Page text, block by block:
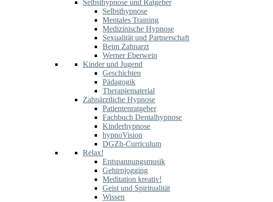
Selbsthypnose und Ratgeber
Selbsthypnose
Mentales Training
Medizinische Hypnose
Sexualität und Partnerschaft
Beim Zahnarzt
Werner Eberwein
Kinder und Jugend
Geschichten
Pädagogik
Therapiematerial
Zahnärztliche Hypnose
Patientenratgeber
Fachbuch Dentalhypnose
Kinderhypnose
hypnoVision
DGZh-Curriculum
Relax!
Entspannungsmusik
Gehirnjogging
Meditation kreativ!
Geist und Spiritualität
Wissen